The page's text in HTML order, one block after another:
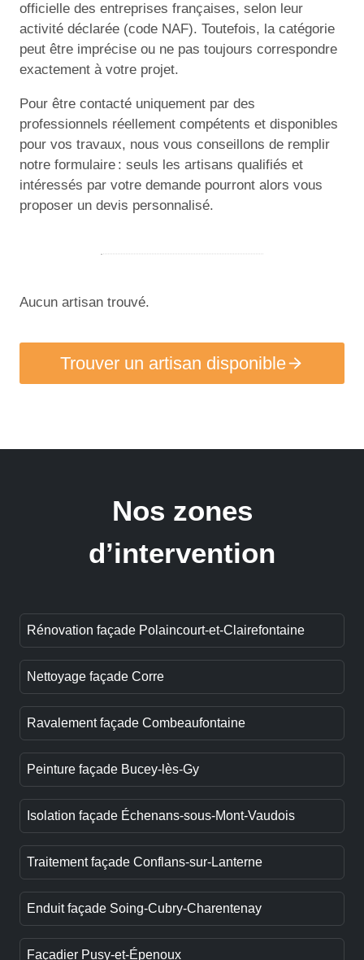
officielle des entreprises françaises, selon leur
activité déclarée (code NAF). Toutefois, la catégorie
peut être imprécise ou ne pas toujours correspondre
exactement à votre projet.
Pour être contacté uniquement par des
professionnels réellement compétents et disponibles
pour vos travaux, nous vous conseillons de remplir
notre formulaire : seuls les artisans qualifiés et
intéressés par votre demande pourront alors vous
proposer un devis personnalisé.
Aucun artisan trouvé.
Trouver un artisan disponible
Nos zones
d’intervention
Rénovation façade Polaincourt-et-Clairefontaine
Nettoyage façade Corre
Ravalement façade Combeaufontaine
Peinture façade Bucey-lès-Gy
Isolation façade Échenans-sous-Mont-Vaudois
Traitement façade Conflans-sur-Lanterne
Enduit façade Soing-Cubry-Charentenay
Façadier Pusy-et-Épenoux